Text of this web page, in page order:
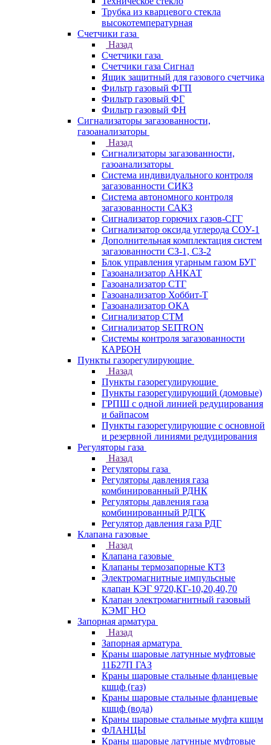
Трубка из кварцевого стекла
высокотемпературная
Счетчики газа
Назад
Счетчики газа
Счетчики газа Сигнал
Ящик защитный для газового счетчика
Фильтр газовый ФГП
Фильтр газовый ФГ
Фильтр газовый ФН
Сигнализаторы загазованности,
газоанализаторы
Назад
Сигнализаторы загазованности,
газоанализаторы
Система индивидуального контроля
загазованности СИКЗ
Система автономного контроля
загазованности САКЗ
Сигнализатор горючих газов-СГГ
Сигнализатор оксида углерода СОУ-1
Дополнительная комплектация систем
загазованности СЗ-1, СЗ-2
Блок управления угарным газом БУГ
Газоанализатор АНКАТ
Газоанализатор СТГ
Газоанализатор Хоббит-Т
Газоанализатор ОКА
Сигнализатор СТМ
Сигнализатор SEITRON
Системы контроля загазованности
КАРБОН
Пункты газорегулирующие
Назад
Пункты газорегулирующие
Пункты газорегулирующий (домовые)
ГРПШ с одной линией редуцирования
и байпасом
Пункты газорегулирующие с основной
и резервной линиями редуцирования
Регуляторы газа
Назад
Регуляторы газа
Регуляторы давления газа
комбинированный РДНК
Регуляторы давления газа
комбинированный РДГК
Регулятор давления газа РДГ
Клапана газовые
Назад
Клапана газовые
Клапаны термозапорные КТЗ
Электромагнитные импульсные
клапан КЭГ 9720,КГ-10,20,40,70
Клапан электромагнитный газовый
КЭМГ НО
Запорная арматура
Назад
Запорная арматура
Краны шаровые латунные муфтовые
11Б27П ГАЗ
Краны шаровые стальные фланцевые
кшцф (газ)
Краны шаровые стальные фланцевые
кшцф (вода)
Краны шаровые стальные муфта кшцм
ФЛАНЦЫ
Краны шаровые латунные муфтовые